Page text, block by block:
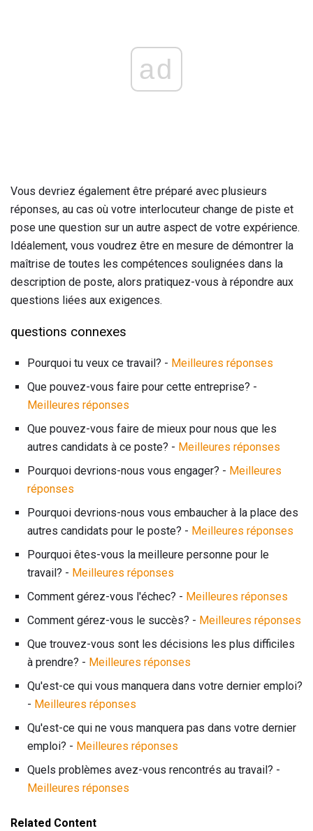
ad
Vous devriez également être préparé avec plusieurs
réponses, au cas où votre interlocuteur change de piste et
pose une question sur un autre aspect de votre expérience.
Idéalement, vous voudrez être en mesure de démontrer la
maîtrise de toutes les compétences soulignées dans la
description de poste, alors pratiquez-vous à répondre aux
questions liées aux exigences.
questions connexes
Pourquoi tu veux ce travail? - Meilleures réponses
Que pouvez-vous faire pour cette entreprise? -
Meilleures réponses
Que pouvez-vous faire de mieux pour nous que les
autres candidats à ce poste? - Meilleures réponses
Pourquoi devrions-nous vous engager? - Meilleures
réponses
Pourquoi devrions-nous vous embaucher à la place des
autres candidats pour le poste? - Meilleures réponses
Pourquoi êtes-vous la meilleure personne pour le
travail? - Meilleures réponses
Comment gérez-vous l'échec? - Meilleures réponses
Comment gérez-vous le succès? - Meilleures réponses
Que trouvez-vous sont les décisions les plus difficiles
à prendre? - Meilleures réponses
Qu'est-ce qui vous manquera dans votre dernier emploi?
- Meilleures réponses
Qu'est-ce qui ne vous manquera pas dans votre dernier
emploi? - Meilleures réponses
Quels problèmes avez-vous rencontrés au travail? -
Meilleures réponses
Related Content